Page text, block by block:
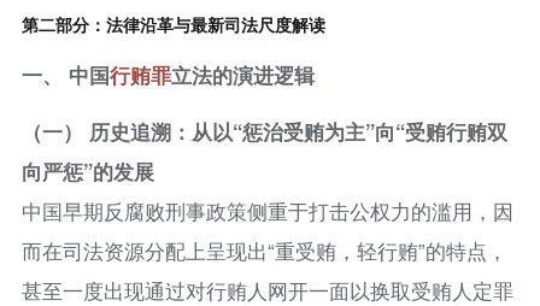
第二部分：法律沿革与最新司法尺度解读
一、 中国行贿罪立法的演进逻辑
（一） 历史追溯：从以“惩治受贿为主”向“受贿行贿双
向严惩”的发展
中国早期反腐败刑事政策侧重于打击公权力的滥用，因
而在司法资源分配上呈现出“重受贿，轻行贿”的特点，
甚至一度出现通过对行贿人网开一面以换取受贿人定罪